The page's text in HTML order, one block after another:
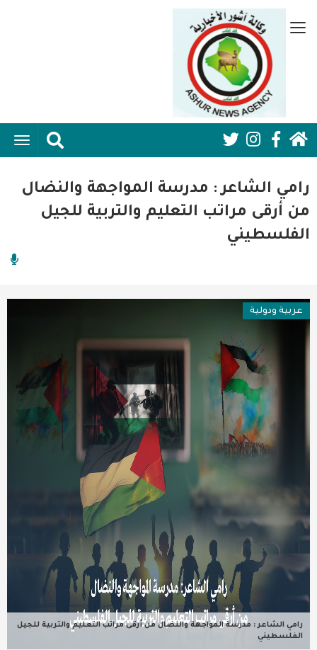
إلى
Social
Media:
Header
رامي الشاعر : مدرسة المواجهة والنضال
من أرقى مراتب التعليم والتربية للجيل
الفلسطيني
عربية ودولية
رامي الشاعر : مدرسة المواجهة والنضال من أرقى مراتب التعليم والتربية للجيل
الفلسطيني
قائمة
جانبية
الرئيسية
اقتصاد واعمال
امنية
فن وثقافة
عربية ودولية
تقنيات
تحقيقات صحفية
مقالات
عامة ومنوعات
طب وصحة